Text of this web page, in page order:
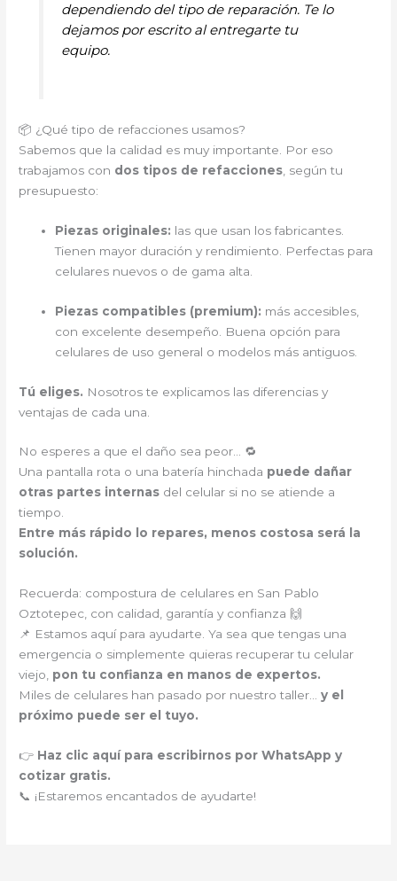
dependiendo del tipo de reparación. Te lo
dejamos por escrito al entregarte tu
equipo.
📦 ¿Qué tipo de refacciones usamos?
Sabemos que la calidad es muy importante. Por eso
trabajamos con dos tipos de refacciones , según tu
presupuesto:
Piezas originales: las que usan los fabricantes.
Tienen mayor duración y rendimiento. Perfectas para
celulares nuevos o de gama alta.
Piezas compatibles (premium): más accesibles,
con excelente desempeño. Buena opción para
celulares de uso general o modelos más antiguos.
Tú eliges. Nosotros te explicamos las diferencias y
ventajas de cada una.
No esperes a que el daño sea peor… 🔁
Una pantalla rota o una batería hinchada puede dañar
otras partes internas del celular si no se atiende a
tiempo.
Entre más rápido lo repares, menos costosa será la
solución.
Recuerda: compostura de celulares en San Pablo
Oztotepec, con calidad, garantía y confianza 🙌
📌 Estamos aquí para ayudarte. Ya sea que tengas una
emergencia o simplemente quieras recuperar tu celular
viejo, pon tu confianza en manos de expertos.
Miles de celulares han pasado por nuestro taller…y el
próximo puede ser el tuyo.
👉 Haz clic aquí para escribirnos por WhatsApp y
cotizar gratis.
📞 ¡Estaremos encantados de ayudarte!